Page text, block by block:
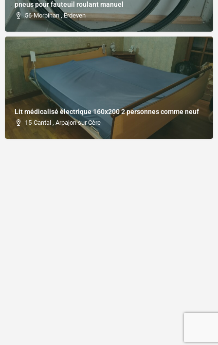
pneus pour fauteuil roulant manuel
56-Morbihan , Erdeven
Lit médicalisé électrique 160x200 2 personnes comme neuf
15-Cantal , Arpajon sur Cère